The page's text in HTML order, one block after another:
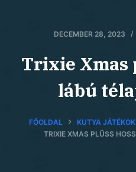
DECEMBER 28, 2023
Trixie Xmas
lábú
FŐOLDAL KUTYA JÁTÉKOK
TRIXIE XMAS PLÜSS